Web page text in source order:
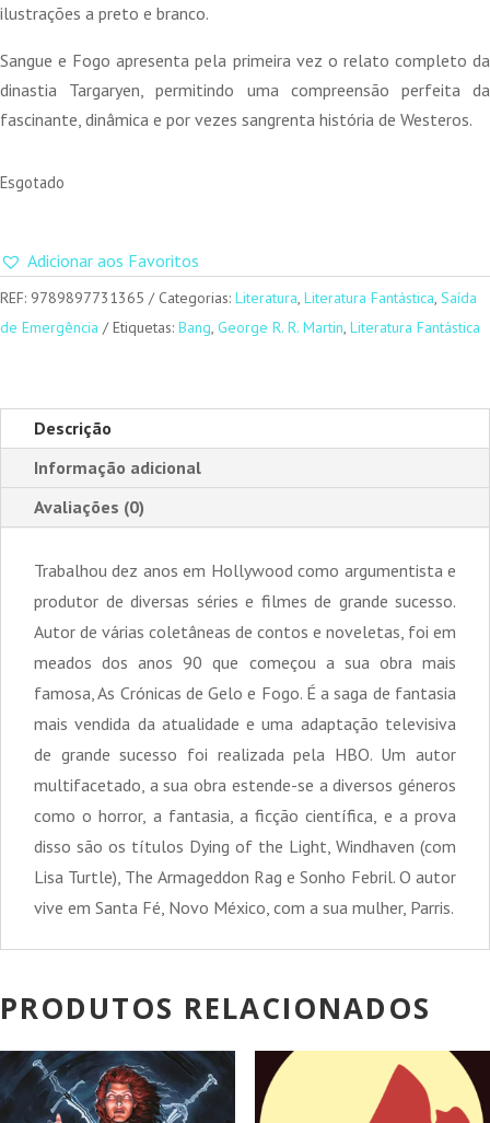
ilustrações a preto e branco.
Sangue e Fogo apresenta pela primeira vez o relato completo da
dinastia Targaryen, permitindo uma compreensão perfeita da
fascinante, dinâmica e por vezes sangrenta história de Westeros.
Esgotado
Adicionar aos Favoritos
REF: 9789897731365 Categorias: Literatura Literatura Fantástica Saída
de Emergência
Etiquetas: Bang George R. R. Martin Literatura Fantástica
Descrição
Informação adicional
Avaliações (0)
Trabalhou dez anos em Hollywood como argumentista e
produtor de diversas séries e filmes de grande sucesso.
Autor de várias coletâneas de contos e noveletas, foi em
meados dos anos 90 que começou a sua obra mais
famosa, As Crónicas de Gelo e Fogo. É a saga de fantasia
mais vendida da atualidade e uma adaptação televisiva
de grande sucesso foi realizada pela HBO. Um autor
multifacetado, a sua obra estende-se a diversos géneros
como o horror, a fantasia, a ficção científica, e a prova
disso são os títulos Dying of the Light, Windhaven (com
Lisa Turtle), The Armageddon Rag e Sonho Febril. O autor
vive em Santa Fé, Novo México, com a sua mulher, Parris.
PRODUTOS RELACIONADOS
PROMOÇÃO! PROMOÇÃO!